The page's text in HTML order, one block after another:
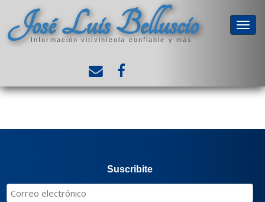
José Luis Belluscio
Información vitivinícola confiable y más
Suscribite